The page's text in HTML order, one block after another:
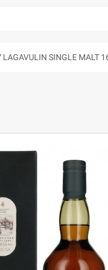
LAGAVULIN SINGLE MALT